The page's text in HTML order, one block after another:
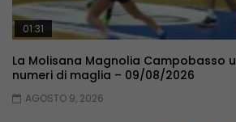
01:31
La Molisana Magnolia Campobasso
numeri di maglia – 09/08/2026
AGOSTO 9, 2026